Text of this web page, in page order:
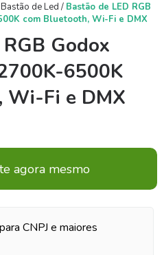
Bastão de Led / Bastão de LED RGB
com Bluetooth, Wi-Fi e DMX
Godox
6500K
Wi-Fi e DMX
agora mesmo
CNPJ e maiores